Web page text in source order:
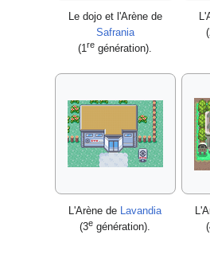
Le dojo et l'Arène de
Safrania
(1re génération).
L'Arène de Lavandia
(3e génération).